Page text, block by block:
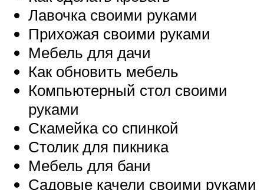
Лавочка своими руками
Прихожая своими руками
Мебель для дачи
Как обновить мебель
Компьютерный стол своими
руками
Скамейка со спинкой
Столик для пикника
Мебель для бани
Садовые качели своими руками